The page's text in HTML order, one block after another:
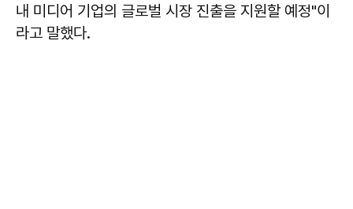
내 미디어 기업의 글로벌 시장 진출을 지원할 예정"이
라고 말했다.